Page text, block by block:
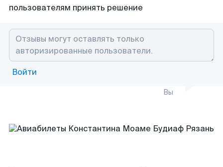
пользователям принять решение
Войти
Вы